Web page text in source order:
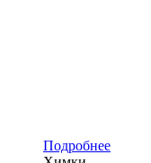
Подробнее